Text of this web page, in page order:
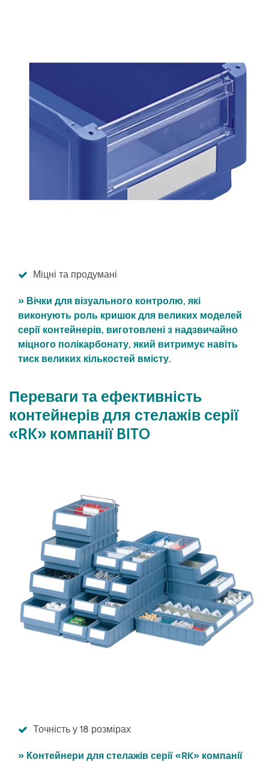
Міцні та продумані
» Вічки для візуального контролю, які
виконують роль кришок для великих моделей
серії контейнерів, виготовлені з надзвичайно
міцного полікарбонату, який витримує навіть
тиск великих кількостей вмісту.
Переваги та ефективність
контейнерів для стелажів серії
«RK» компанії BITO
Точність у 18 розмірах
» Контейнери для стелажів серії «RK» компанії